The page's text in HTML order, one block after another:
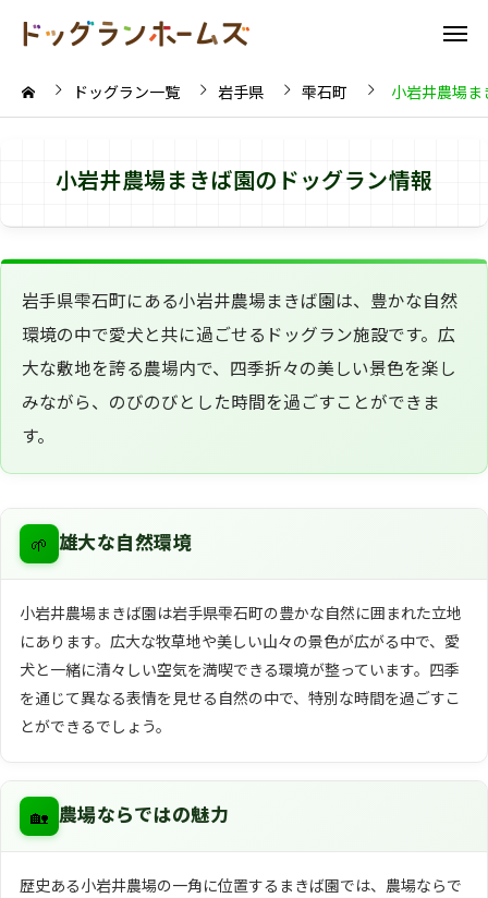
ドッグラン一覧 岩手県 雫石町 小岩井農場ま
小岩井農場まきば園のドッグラン情報
岩手県雫石町にある小岩井農場まきば園は、豊かな自然
環境の中で愛犬と共に過ごせるドッグラン施設です。広
大な敷地を誇る農場内で、四季折々の美しい景色を楽し
みながら、のびのびとした時間を過ごすことができま
す。
🌱 雄大な自然環境
小岩井農場まきば園は岩手県雫石町の豊かな自然に囲まれた立地
にあります。広大な牧草地や美しい山々の景色が広がる中で、愛
犬と一緒に清々しい空気を満喫できる環境が整っています。四季
を通じて異なる表情を見せる自然の中で、特別な時間を過ごすこ
とができるでしょう。
🏡 農場ならではの魅力
歴史ある小岩井農場の一角に位置するまきば園では、農場ならで